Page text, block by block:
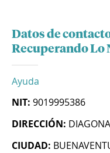
Datos de
Recuperando Lo
Ayuda
NIT: 9019995386
DIRECCIÓN:
CIUDAD: